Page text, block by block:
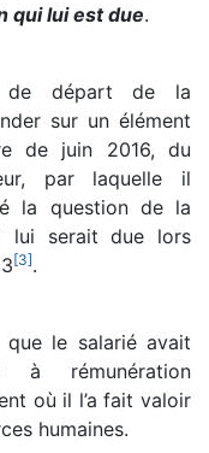
qui lui est due.
de départ de la
sur un élément
de juin 2016, du
par laquelle il
la question de la
lui serait due lors
[3].
que le salarié avait
à rémunération
où il l’a fait valoir
humaines.